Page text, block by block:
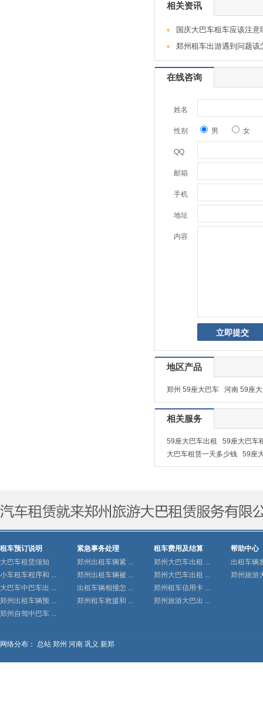
相关资讯
国庆大巴车租车应该注意
郑州租车出游遇到问题该
在线咨询
姓名
性别 男 女
QQ
邮箱
手机
地址
内容
地区产品
郑州 59座大巴车 河南 59座
相关服务
59座大巴车出租
59座大巴车
大巴车租赁一天多少钱
59座
租车预订说明
大巴车租赁须知
小车租车程序和 ...
大巴车中巴车出 ...
郑州出租车辆预 ...
郑州自驾中巴车 ...
紧急事务处理
郑州出租车辆紧 ...
郑州出租车辆被 ...
出租车辆相撞怎 ...
郑州租车救援和 ...
租车费用及结算
郑州大巴车出租 ...
郑州大巴车出租 ...
郑州租车信用卡 ...
郑州旅游大巴出 ...
帮助中心
出租车辆
郑州旅游
网络分布： 总站 郑州 河南 巩义 新郑